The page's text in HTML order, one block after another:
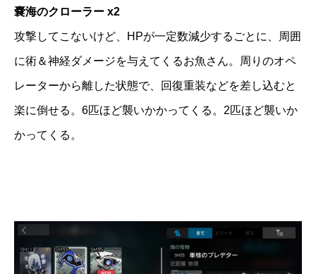
嚢海のクローラー x2
攻撃してこないけど、HPが一定数減少するごとに、周囲
に術＆神経ダメージを与えてくるお魚さん。周りのオペ
レーターから離した状態で、回復重装などを差し込むと
楽に倒せる。6匹ほど襲いかかってくる。2匹ほど襲いか
かってくる。